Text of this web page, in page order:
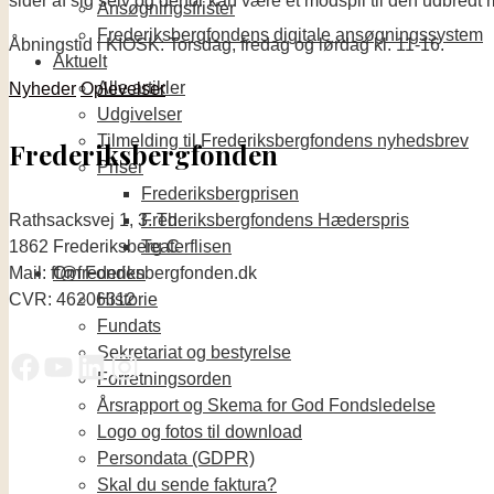
Ansøgningsfrister
Frederiksbergfondens digitale ansøgningssystem
Aktuelt
Alle artikler
Udgivelser
Tilmelding til Frederiksbergfondens nyhedsbrev
Priser
Frederiksbergprisen
Frederiksbergfondens Hæderspris
Teaterflisen
Om Fonden
Historie
Fundats
Sekretariat og bestyrelse
Forretningsorden
Årsrapport og Skema for God Fondsledelse
Logo og fotos til download
Persondata (GDPR)
Skal du sende faktura?
Åbningstid i KIOSK: Torsdag, fredag og lørdag kl. 11-16.
Nyheder Oplevelser
Frederiksbergfonden
Rathsacksvej 1, 3. Th.
1862 Frederiksberg C
Mail: ff@frederiksbergfonden.dk
CVR: 46206312